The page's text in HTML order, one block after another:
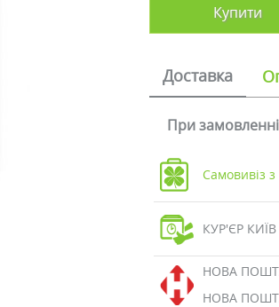
Купити
Доставка
При
Самовивіз
КУР'ЄР КИЇВ
НОВА
НОВА